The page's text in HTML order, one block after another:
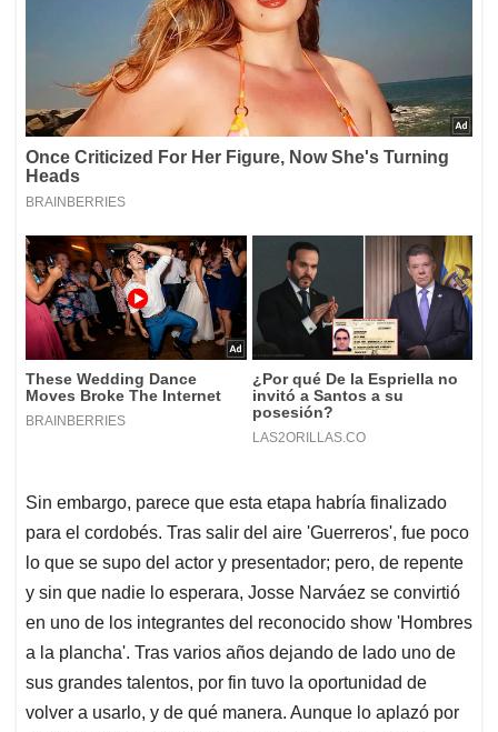
Sin embargo, parece que esta etapa habría finalizado
para el cordobés. Tras salir del aire 'Guerreros', fue poco
lo que se supo del actor y presentador; pero, de repente
y sin que nadie lo esperara, Josse Narváez se convirtió
en uno de los integrantes del reconocido show 'Hombres
a la plancha'. Tras varios años dejando de lado uno de
sus grandes talentos, por fin tuvo la oportunidad de
volver a usarlo, y de qué manera. Aunque lo aplazó por